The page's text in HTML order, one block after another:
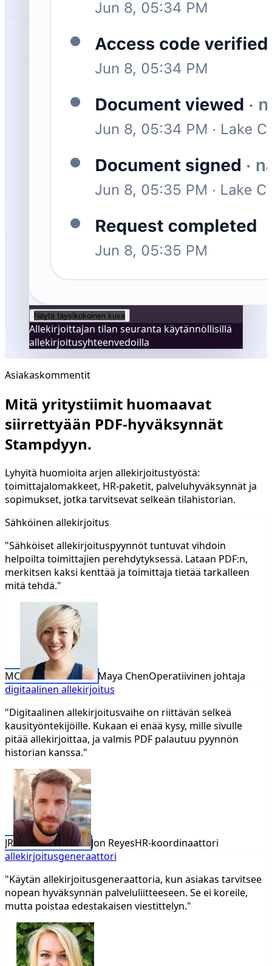
Näytä täysikokoinen kuva
Allekirjoittajan tilan seuranta käytännöllisillä
allekirjoitusyhteenvedoilla
Asiakaskommentit
Mitä yritystiimit huomaavat
siirrettyään PDF-hyväksynnät
Stampdyyn.
Lyhyitä huomioita arjen allekirjoitustyöstä:
toimittajalomakkeet, HR-paketit, palveluhyväksynnät ja
sopimukset, jotka tarvitsevat selkeän tilahistorian.
Sähköinen allekirjoitus
"Sähköiset allekirjoituspyynnöt tuntuvat vihdoin
helpoilta toimittajien perehdytyksessä. Lataan PDF:n,
merkitsen kaksi kenttää ja toimittaja tietää tarkalleen
mitä tehdä."
MC Maya ChenOperatiivinen johtaja
digitaalinen allekirjoitus
"Digitaalinen allekirjoitusvaihe on riittävän selkeä
kausityöntekijöille. Kukaan ei enää kysy, mille sivulle
pitää allekirjoittaa, ja valmis PDF palautuu pyynnön
historian kanssa."
JR Jon ReyesHR-koordinaattori
allekirjoitusgeneraattori
"Käytän allekirjoitusgeneraattoria, kun asiakas tarvitsee
nopean hyväksynnän palveluliitteeseen. Se ei koreile,
mutta poistaa edestakaisen viestittelyn."